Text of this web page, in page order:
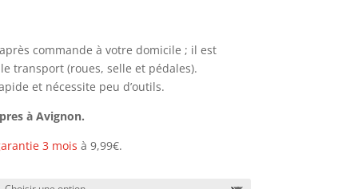
commande à votre domicile ; il est
transport (roues, selle et pédales).
et nécessite peu d’outils.
à Avignon.
3 mois à 9,99€.